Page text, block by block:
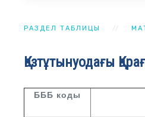
РАЗДЕЛ ТАБЛИЦЫ
Қазтұтынуодағы
БББ коды